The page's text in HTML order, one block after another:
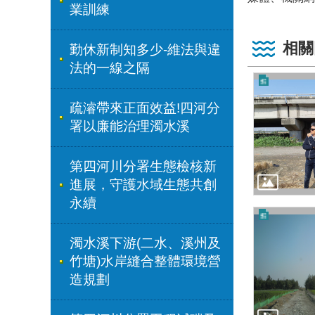
業訓練
勤休新制知多少-維法與違
法的一線之隔
疏濬帶來正面效益!四河分
署以廉能治理濁水溪
第四河川分署生態檢核新
進展，守護水域生態共創
永續
濁水溪下游(二水、溪州及
竹塘)水岸縫合整體環境營
造規劃
相